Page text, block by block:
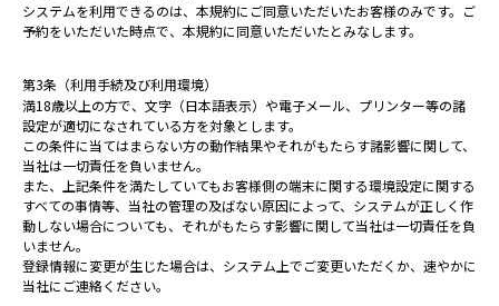
システムを利用できるのは、本規約にご同意いただいたお客様のみです。ご
予約をいただいた時点で、本規約に同意いただいたとみなします。
第3条（利用手続及び利用環境）
満18歳以上の方で、文字（日本語表示）や電子メール、プリンター等の諸
設定が適切になされている方を対象とします。
この条件に当てはまらない方の動作結果やそれがもたらす諸影響に関して、
当社は一切責任を負いません。
また、上記条件を満たしていてもお客様側の端末に関する環境設定に関する
すべての事情等、当社の管理の及ばない原因によって、システムが正しく作
動しない場合についても、それがもたらす影響に関して当社は一切責任を負
いません。
登録情報に変更が生じた場合は、システム上でご変更いただくか、速やかに
当社にご連絡ください。